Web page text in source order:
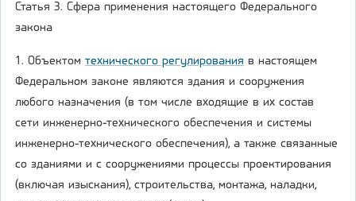
Статья 3. Сфера применения настоящего Федерального
закона
1. Объектом технического регулирования в настоящем
Федеральном законе являются здания и сооружения
любого назначения (в том числе входящие в их состав
сети инженерно-технического обеспечения и системы
инженерно-технического обеспечения), а также связанные
со зданиями и с сооружениями процессы проектирования
(включая изыскания), строительства, монтажа, наладки,